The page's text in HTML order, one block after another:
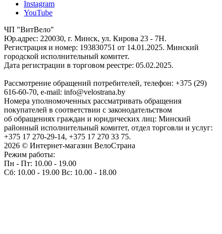
Instagram
YouTube
ЧП "ВитВело"
Юр.адрес: 220030, г. Минск, ул. Кирова 23 - 7Н.
Регистрация и номер: 193830751 от 14.01.2025. Минский
городской исполнительный комитет.
Дата регистрации в торговом реестре: 05.02.2025.
Рассмотрение обращений потребителей, телефон: +375 (29)
616-60-70, e-mail: info@velostrana.by
Номера уполномоченных рассматривать обращения
покупателей в соответствии с законодательством
об обращениях граждан и юридических лиц: Минский
районный исполнительный комитет, отдел торговли и услуг:
+375 17 270-29-14, +375 17 270 33 75.
2026 © Интернет-магазин ВелоСтрана
Режим работы:
Пн - Пт: 10.00 - 19.00
Сб: 10.00 - 19.00 Вс: 10.00 - 18.00